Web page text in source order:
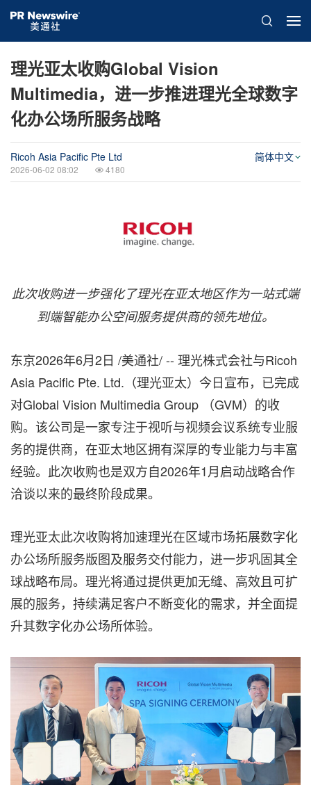
理光亚太收购Global Vision
Multimedia，进一步推进理光全球数字
化办公场所服务战略
Ricoh Asia Pacific Pte Ltd
2026-06-02 08:02 4180
简体中文
此次收购进一步强化了理光在亚太地区作为一站式端
到端智能办公空间服务提供商的领先地位。
东京2026年6月2日 /美通社/ -- 理光株式会社与Ricoh
Asia Pacific Pte. Ltd.（理光亚太）今日宣布，已完成
对Global Vision Multimedia Group （GVM）的收
购。该公司是一家专注于视听与视频会议系统专业服
务的提供商，在亚太地区拥有深厚的专业能力与丰富
经验。此次收购也是双方自2026年1月启动战略合作
洽谈以来的最终阶段成果。
理光亚太此次收购将加速理光在区域市场拓展数字化
办公场所服务版图及服务交付能力，进一步巩固其全
球战略布局。理光将通过提供更加无缝、高效且可扩
展的服务，持续满足客户不断变化的需求，并全面提
升其数字化办公场所体验。